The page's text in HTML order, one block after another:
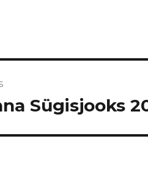
Sügisjooks